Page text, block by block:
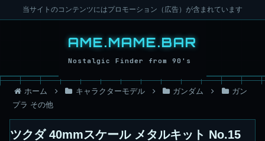
当サイトのコンテンツにはプロモーション（広告）が含まれています
ホーム キャラクターモデル ガンダム
ガン
プラ その他
ツクダ 40mmスケール メタルキット No.15